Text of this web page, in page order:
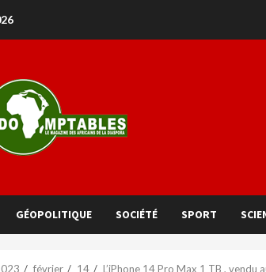
GÉOPOLITIQUE SOCIÉTÉ SPORT
février 14 L’iPhone 14 Pro Max 1 TB , vendu